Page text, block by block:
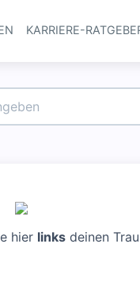
Haupt-Navigation
KARRIERE-
hier linksdeinen